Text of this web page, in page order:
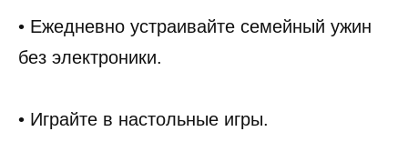
• Ежедневно устраивайте семейный ужин
без электроники.
• Играйте в настольные игры.